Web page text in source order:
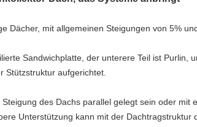
Dächer, mit allgemeinen Steigungen von 5%
Sandwichplatte, der unterere Teil ist Purlin,
Stützstruktur aufgerichtet.
des Dachs parallel gelegt sein oder mit
Unterstützung kann mit der Dachtragstruktur